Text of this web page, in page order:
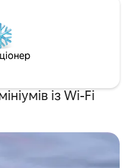
із Wi-Fi